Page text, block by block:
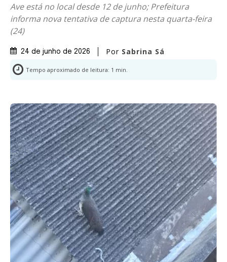
Ave está no local desde 12 de junho; Prefeitura
informa nova tentativa de captura nesta quarta-feira
(24)
24 de junho de 2026 Por Sabrina Sá
Tempo aproximado de leitura: 1 min.